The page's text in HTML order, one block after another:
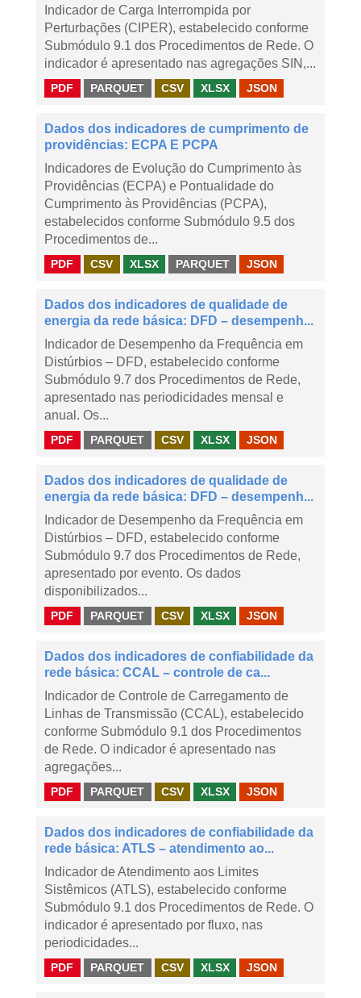
Indicador de Carga Interrompida por
Perturbações (CIPER), estabelecido conforme
Submódulo 9.1 dos Procedimentos de Rede. O
indicador é apresentado nas agregações SIN,...
PDF PARQUET CSV XLSX JSON
Dados dos indicadores de cumprimento de
providências: ECPA E PCPA
Indicadores de Evolução do Cumprimento às
Providências (ECPA) e Pontualidade do
Cumprimento às Providências (PCPA),
estabelecidos conforme Submódulo 9.5 dos
Procedimentos de...
PDF CSV XLSX PARQUET JSON
Dados dos indicadores de qualidade de
energia da rede básica: DFD – desempenh...
Indicador de Desempenho da Frequência em
Distúrbios – DFD, estabelecido conforme
Submódulo 9.7 dos Procedimentos de Rede,
apresentado nas periodicidades mensal e
anual. Os...
PDF PARQUET CSV XLSX JSON
Dados dos indicadores de qualidade de
energia da rede básica: DFD – desempenh...
Indicador de Desempenho da Frequência em
Distúrbios – DFD, estabelecido conforme
Submódulo 9.7 dos Procedimentos de Rede,
apresentado por evento. Os dados
disponibilizados...
PDF PARQUET CSV XLSX JSON
Dados dos indicadores de confiabilidade da
rede básica: CCAL – controle de ca...
Indicador de Controle de Carregamento de
Linhas de Transmissão (CCAL), estabelecido
conforme Submódulo 9.1 dos Procedimentos
de Rede. O indicador é apresentado nas
agregações...
PDF PARQUET CSV XLSX JSON
Dados dos indicadores de confiabilidade da
rede básica: ATLS – atendimento ao...
Indicador de Atendimento aos Limites
Sistêmicos (ATLS), estabelecido conforme
Submódulo 9.1 dos Procedimentos de Rede. O
indicador é apresentado por fluxo, nas
periodicidades...
PDF PARQUET CSV XLSX JSON